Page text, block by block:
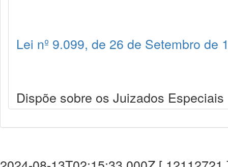
Lei nº 9.099, de 26 de Setembro de
Dispõe sobre os Juizados